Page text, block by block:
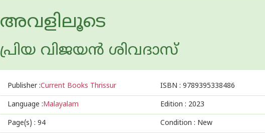
അവളിലൂടെ
പ്രിയ വിജയന്‍ ശിവദാസ്
Publisher :Current Books Thrissur ISBN : 9789395338486
Language :Malayalam Edition : 2023
Page(s) : 94 Condition : New